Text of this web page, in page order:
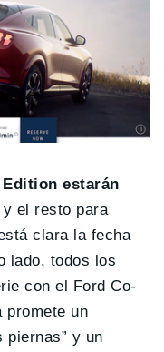
estarán
y el resto para
clara la fecha
lado, todos los
con el Ford Co-
promete un
piernas” y un